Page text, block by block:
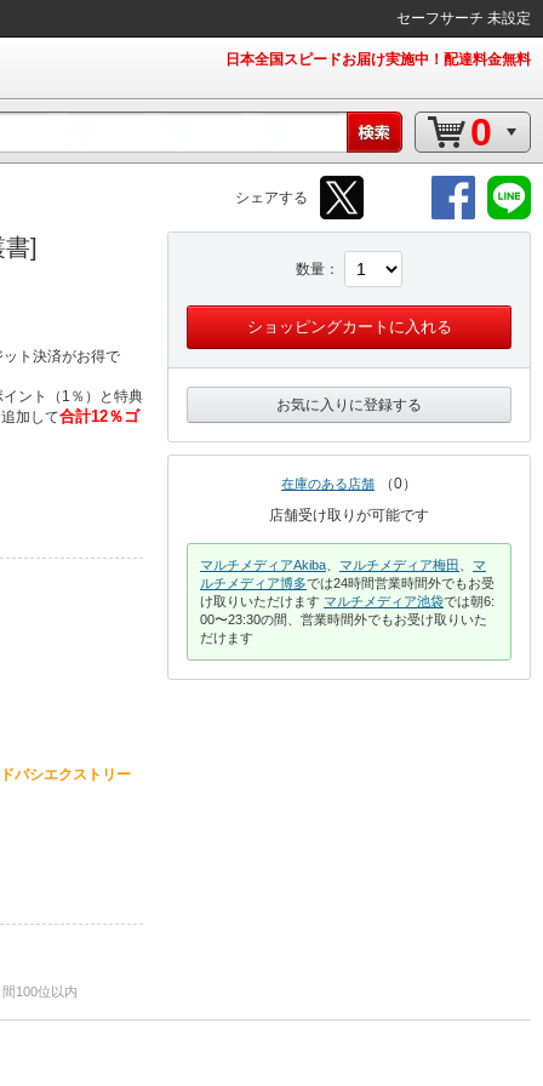
セーフサーチ 未設定
日本全国スピードお届け実施中！配達料金無料
0
シェアする
]
ト決済がお得で
ント（1％）と特典
加して合計12％ゴ
バシエクストリー
間100位以内
数量
ショッピングカートに入れる
お気に入りに登録する
在庫のある店舗
0
店舗受け取りが可能です
マルチメディアAkiba マルチメディア梅田
マ
ルチメディア博多では24時間営業時間外でもお受
け取りいただけます マルチメディア池袋では朝6:
00〜23:30の間、営業時間外でもお受け取りいた
だけます